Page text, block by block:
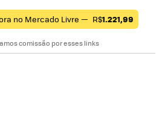
no Mercado Livre — R$1.221,99
comissão por esses links